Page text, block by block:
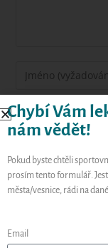
budoucí komentáře.
Chybí Vám
nám vědět!
Pokud byste chtěli
prosím tento formulář.
města/vesnice, rádi na
Email